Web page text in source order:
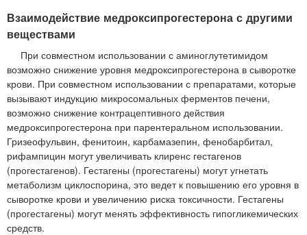
Взаимодействие медроксипрогестерона с другими
веществами
При совместном использовании с аминоглутетимидом
возможно снижение уровня медроксипрогестерона в сыворотке
крови. При совместном использовании с препаратами, которые
вызывают индукцию микросомальных ферментов печени,
возможно снижение контрацептивного действия
медроксипрогестерона при парентеральном использовании.
Гризеофульвин, фенитоин, карбамазепин, фенобарбитал,
рифампицин могут увеличивать клиренс гестагенов
(прогестагенов). Гестагены (прогестагены) могут угнетать
метаболизм циклоспорина, это ведет к повышению его уровня в
сыворотке крови и увеличению риска токсичности. Гестагены
(прогестагены) могут менять эффективность гипогликемических
средств.